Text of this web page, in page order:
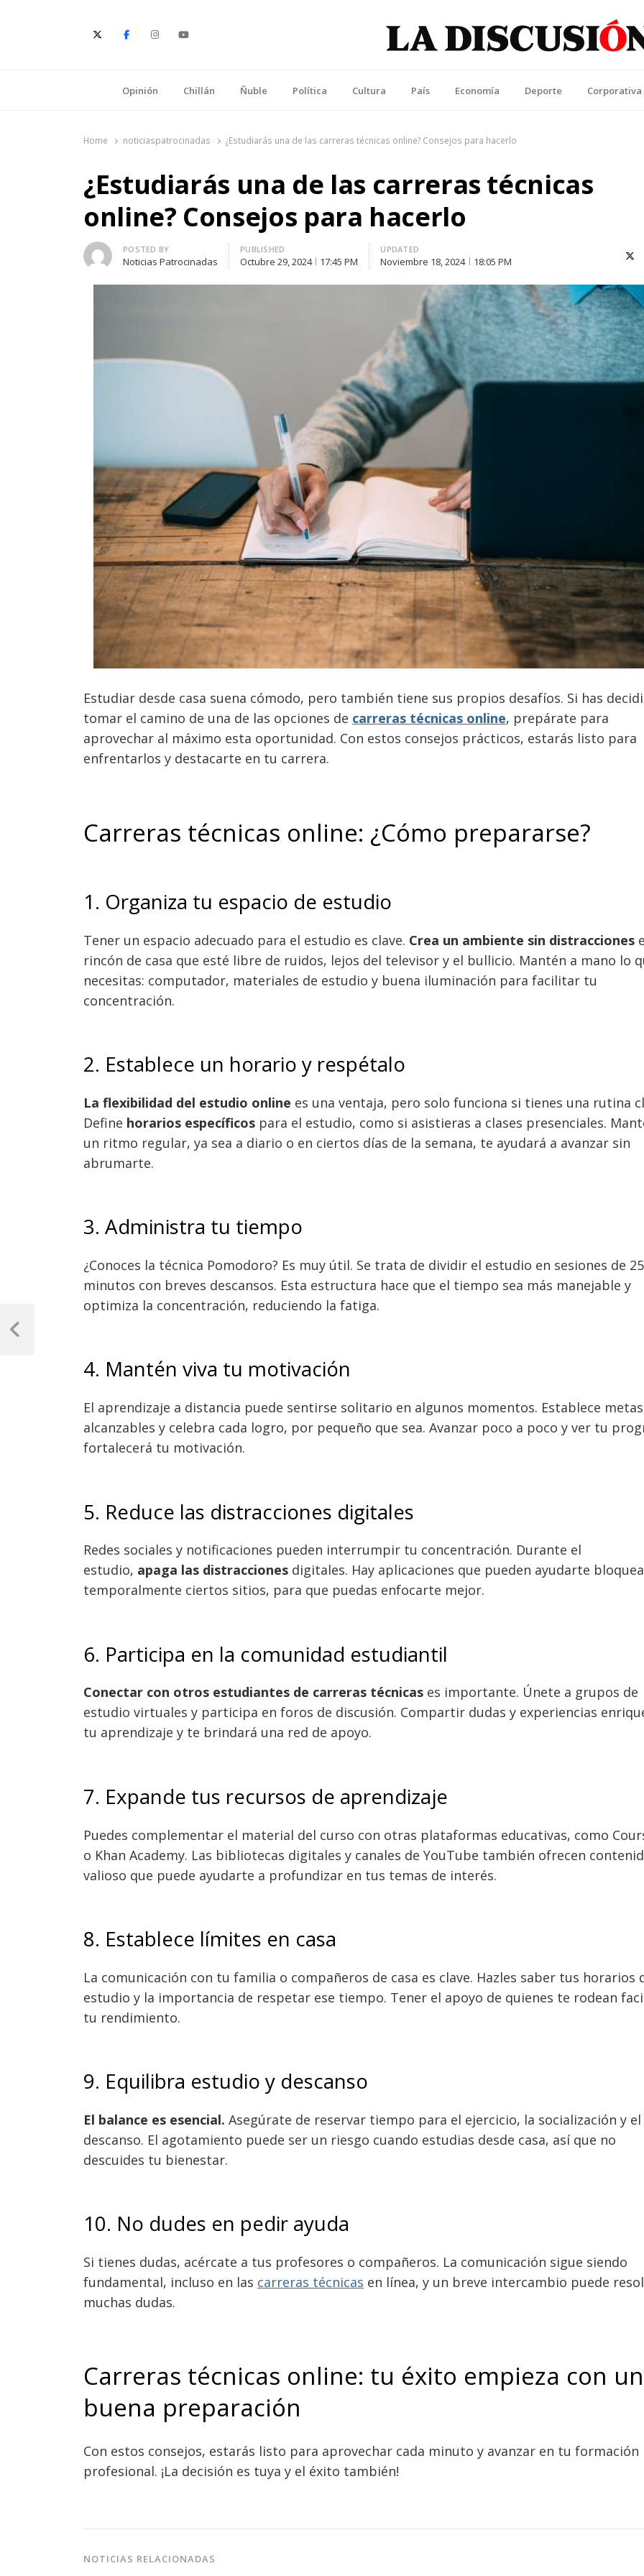
Opinión Chillán Ñuble Política Cultura País Economía Deporte Corporativa
Home noticiaspatrocinadas ¿Estudiarás una de las carreras técnicas online? Consejos para hacerlo
¿Estudiarás una de las carreras técnicas
online? Consejos para hacerlo
Author
POSTED BY
Noticias Patrocinadas
PUBLISHED
Octubre 29, 2024 17:45 PM
UPDATED
Noviembre 18, 2024 18:05 PM X
Estudiar desde casa suena cómodo, pero también tiene sus propios desafíos. Si has
tomar el camino de una de las opciones de carreras técnicas online, prepárate para
aprovechar al máximo esta oportunidad. Con estos consejos prácticos, estarás listo para
enfrentarlos y destacarte en tu carrera.
Carreras técnicas online: ¿Cómo prepararse?
1. Organiza tu espacio de estudio
Tener un espacio adecuado para el estudio es clave. Crea un ambiente sin distracciones
rincón de casa que esté libre de ruidos, lejos del televisor y el bullicio. Mantén a mano lo
necesitas: computador, materiales de estudio y buena iluminación para facilitar tu
concentración.
2. Establece un horario y respétalo
La flexibilidad del estudio online es una ventaja, pero solo funciona si tienes una rutina
Define horarios específicos para el estudio, como si asistieras a clases presenciales.
un ritmo regular, ya sea a diario o en ciertos días de la semana, te ayudará a avanzar sin
abrumarte.
3. Administra tu tiempo
¿Conoces la técnica Pomodoro? Es muy útil. Se trata de dividir el estudio en sesiones de 25
minutos con breves descansos. Esta estructura hace que el tiempo sea más manejable y
optimiza la concentración, reduciendo la fatiga.
4. Mantén viva tu motivación
El aprendizaje a distancia puede sentirse solitario en algunos momentos. Establece metas
alcanzables y celebra cada logro, por pequeño que sea. Avanzar poco a poco y ver tu
fortalecerá tu motivación.
5. Reduce las distracciones digitales
Redes sociales y notificaciones pueden interrumpir tu concentración. Durante el
estudio, apaga las distracciones digitales. Hay aplicaciones que pueden ayudarte
temporalmente ciertos sitios, para que puedas enfocarte mejor.
6. Participa en la comunidad estudiantil
Conectar con otros estudiantes de carreras técnicas es importante. Únete a grupos de
estudio virtuales y participa en foros de discusión. Compartir dudas y experiencias
tu aprendizaje y te brindará una red de apoyo.
7. Expande tus recursos de aprendizaje
Puedes complementar el material del curso con otras plataformas educativas, como
o Khan Academy. Las bibliotecas digitales y canales de YouTube también ofrecen
valioso que puede ayudarte a profundizar en tus temas de interés.
8. Establece límites en casa
La comunicación con tu familia o compañeros de casa es clave. Hazles saber tus horarios
estudio y la importancia de respetar ese tiempo. Tener el apoyo de quienes te rodean
tu rendimiento.
9. Equilibra estudio y descanso
El balance es esencial. Asegúrate de reservar tiempo para el ejercicio, la socialización y el
descanso. El agotamiento puede ser un riesgo cuando estudias desde casa, así que no
descuides tu bienestar.
10. No dudes en pedir ayuda
Si tienes dudas, acércate a tus profesores o compañeros. La comunicación sigue siendo
fundamental, incluso en las carreras técnicas en línea, y un breve intercambio puede
muchas dudas.
Carreras técnicas online: tu éxito empieza con
buena preparación
Con estos consejos, estarás listo para aprovechar cada minuto y avanzar en tu formación
profesional. ¡La decisión es tuya y el éxito también!
NOTICIAS RELACIONADAS
Navegación
de
Previous